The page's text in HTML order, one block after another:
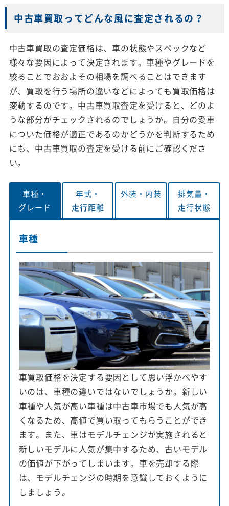
中古車買取ってどんな風に査定されるの？
中古車買取の査定価格は、車の状態やスペックなど
様々な要因によって決定されます。車種やグレードを
絞ることでおおよその相場を調べることはできます
が、買取を行う場所の違いなどによっても買取価格は
変動するのです。中古車買取査定を受けると、どのよ
うな部分がチェックされるのでしょうか。自分の愛車
についた価格が適正であるのかどうかを判断するため
にも、中古車買取の査定を受ける前にご確認くださ
い。
車種・
グレード
年式・
走行距離
外装・ 内装
排気量・
走行状態
車種
車買取価格を決定する要因として思い浮かべやす
いのは、車種の違いではないでしょうか。新しい
車種や人気が高い車種は中古車市場でも人気が高
くなるため、高値で買い取ってもらうことができ
ます。また、車はモデルチェンジが実施されると
新しいモデルに人気が集中するため、古いモデル
の価値が下がってしまいます。車を売却する際
は、モデルチェンジの時期を意識しておくように
しましょう。